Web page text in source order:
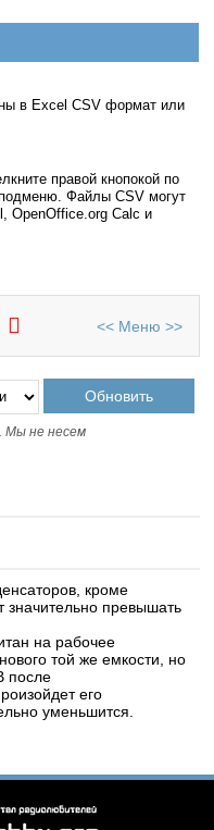
в Excel CSV формат или
правой кнопокой по
Файлы CSV могут
OpenOffice.org Calc и
<< Меню >>
Мы не несем
кроме
значительно превышать
на рабочее
той же емкости, но
после
его
уменьшится.